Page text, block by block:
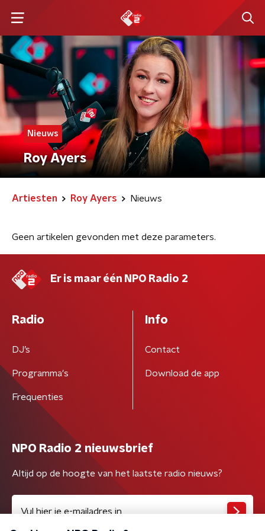
Nieuws
Roy Ayers
Artiesten Roy Ayers Nieuws
Geen artikelen gevonden met deze parameters.
Er is maar één NPO Radio 2
Radio
DJ’s
Programma's
Frequenties
Info
Contact
Download de app
NPO Radio 2 nieuwsbrief
Altijd op de hoogte van het laatste radio nieuws?